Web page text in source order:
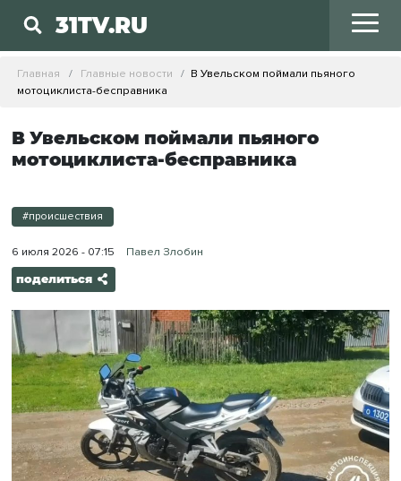
31TV.RU
Главная Главные новости
В Увельском поймали пьяного
мотоциклиста-бесправника
В Увельском поймали пьяного
мотоциклиста-бесправника
#происшествия
6 июля 2026 - 07:15 Павел Злобин
поделиться